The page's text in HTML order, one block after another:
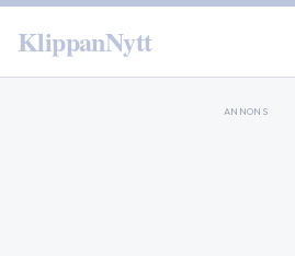
KlippanNytt
ANNONS